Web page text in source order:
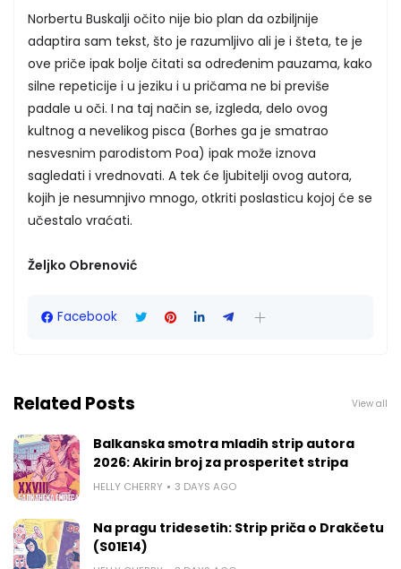
Norbertu Buskalji očito nije bio plan da ozbiljnije
adaptira sam tekst, što je razumljivo ali je i šteta, te je
ove priče ipak bolje čitati sa određenim pauzama, kako
silne repeticije i u jeziku i u pričama ne bi previše
padale u oči. I na taj način se, izgleda, delo ovog
kultnog a nevelikog pisca (Borhes ga je smatrao
nesvesnim parodistom Poa) ipak može iznova
sagledati i vrednovati. A tek će ljubitelji ovog autora,
kojih je nesumnjivo mnogo, otkriti poslasticu kojoj će se
učestalo vraćati.
Željko Obrenović
Facebook
Related Posts View all
Balkanska smotra mladih strip autora
2026: Akirin broj za prosperitet stripa
HELLY CHERRY 3 DAYS AGO
Na pragu tridesetih: Strip priča o Drakčetu
(S01E14)